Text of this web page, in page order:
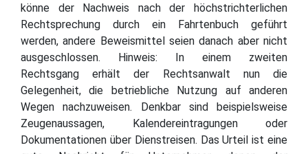
könne der Nachweis nach der höchstrichterlichen
Rechtsprechung durch ein Fahrtenbuch geführt
werden, andere Beweismittel seien danach aber nicht
ausgeschlossen. Hinweis: In einem zweiten
Rechtsgang erhält der Rechtsanwalt nun die
Gelegenheit, die betriebliche Nutzung auf anderen
Wegen nachzuweisen. Denkbar sind beispielsweise
Zeugenaussagen, Kalendereintragungen oder
Dokumentationen über Dienstreisen. Das Urteil ist eine